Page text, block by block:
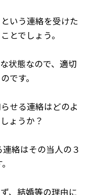
いう連絡を受けた
とでしょう。
状態なので、適切
です。
せる連絡はどのよ
ょうか？
絡はその当人の３
、結婚等の理由に